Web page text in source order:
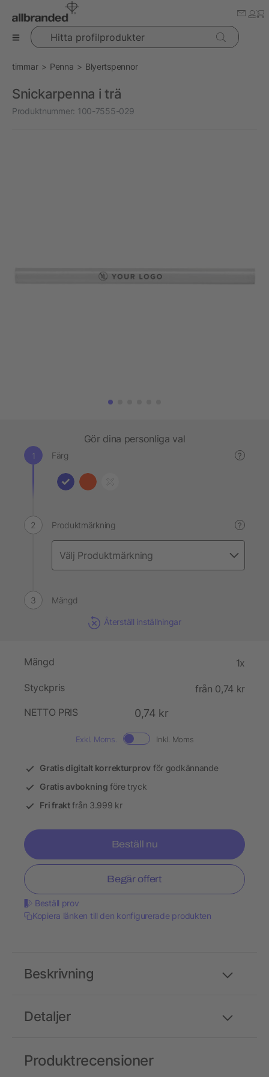
Hitta profilprodukter
timmar Penna Blyertspennor
Snickarpenna i trä
Produktnummer: 100-7555-029
Gör dina personliga val
Färg ?
Produktmärkning ?
Mängd
Återställ inställningar
Mängd 1x
Styckpris
från 0,74 kr
NETTO PRIS
0,74 kr
Exkl. Moms. Inkl. Moms
Gratis digitalt korrekturprov för godkännande
Gratis avbokning före tryck
Fri fraktfrån 3.999 kr
Beställ nu
Begär offert
Beställ prov
Kopiera länken till den konfigurerade produkten
Detaljer
Beskrivning
Produktrecensioner